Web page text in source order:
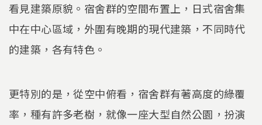
看見建築原貌。宿舍群的空間布置上，日式宿舍集
中在中心區域，外圍有晚期的現代建築，不同時代
的建築，各有特色。
更特別的是，從空中俯看，宿舍群有著高度的綠覆
率，種有許多老樹，就像一座大型自然公園，扮演